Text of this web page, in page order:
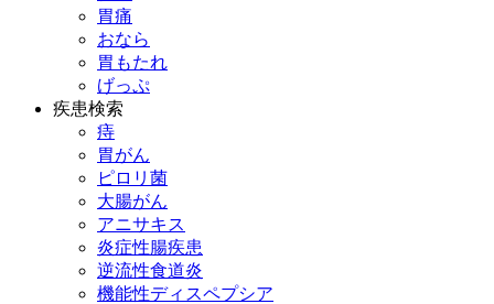
胃痛
おなら
胃もたれ
げっぷ
疾患検索
痔
胃がん
ピロリ菌
大腸がん
アニサキス
炎症性腸疾患
逆流性食道炎
機能性ディスペプシア